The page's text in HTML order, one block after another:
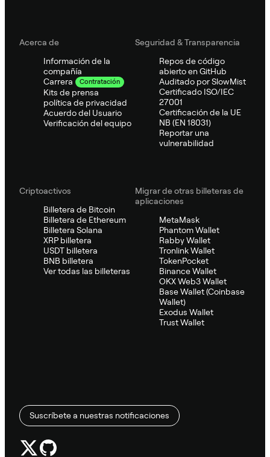
Acerca de
Información de la
compañía
Carrera
Contratación
Kits de prensa
política de privacidad
Acuerdo del Usuario
Verificación del equipo
Seguridad & Transparencia
Repos de código
abierto en GitHub
Auditado por SlowMist
Certificado ISO/IEC
27001
Certificación de la UE
NB (EN 18031)
Reportar una
vulnerabilidad
Criptoactivos
Billetera de Bitcoin
Billetera de Ethereum
Billetera Solana
XRP billetera
USDT billetera
BNB billetera
Ver todas las billeteras
Migrar de otras billeteras de
aplicaciones
MetaMask
Phantom Wallet
Rabby Wallet
Tronlink Wallet
TokenPocket
Binance Wallet
OKX Web3 Wallet
Base Wallet (Coinbase
Wallet)
Exodus Wallet
Trust Wallet
Suscríbete a nuestras notificaciones